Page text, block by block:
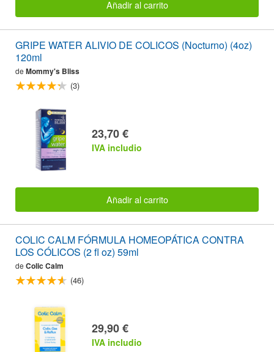
Añadir al carrito
GRIPE WATER ALIVIO DE COLICOS (Nocturno) (4oz)
120ml
de Mommy's Bliss
(3)
23,70 €
IVA includio
Añadir al carrito
COLIC CALM FÓRMULA HOMEOPÁTICA CONTRA
LOS CÓLICOS (2 fl oz) 59ml
de Colic Calm
(46)
29,90 €
IVA includio